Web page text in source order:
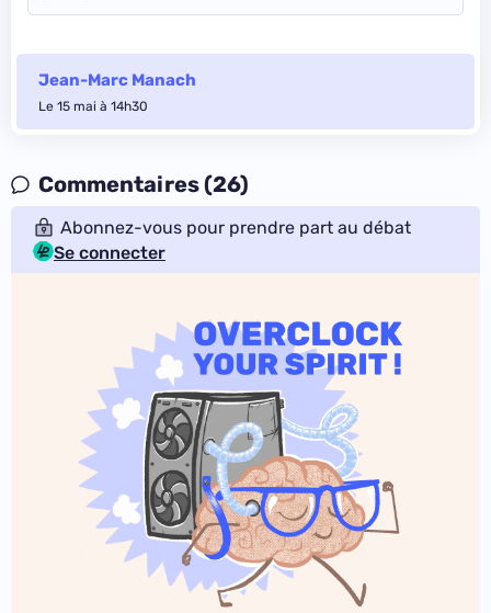
Jean-Marc Manach
Le 15 mai à 14h30
Commentaires (26)
Abonnez-vous pour prendre part au débat
Se connecter